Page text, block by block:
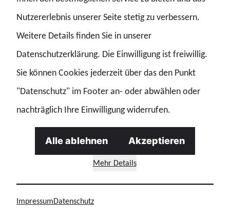
bedeutet eine spürbare Aufwertung Eurer Versorgung.
Die GdP Sachsen-Anhalt hat die Wiedereinführung der
Ruhegehaltsfähigkeit der Polizeizulage seit vielen Jahren
mit Nachdruck gefordert. Die nun angekündigte
Umsetzung ist unser gemein samer Erfolg und zeigt, dass
beharrliche gewerkschaftliche Arbeit und
Geschlossenheit in der Mitgliedschaft konkrete
Verbesserungen bewirken.
Ausblick und weiteres Vorgehen
Nutzererlebnis unserer Seite stetig zu verbessern.
Weitere Details finden Sie in unserer
Datenschutzerklärung. Die Einwilligung ist freiwillig.
Sie können Cookies jederzeit über das den Punkt
"Datenschutz" im Footer an- oder abwählen oder
nachträglich Ihre Einwilligung widerrufen.
Mehr Details
Alle ablehnen Akzeptieren
ImpressumDatenschutz